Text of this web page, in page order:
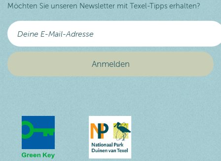
Möchten Sie unseren Newsletter mit Texel-Tipps erhalten?